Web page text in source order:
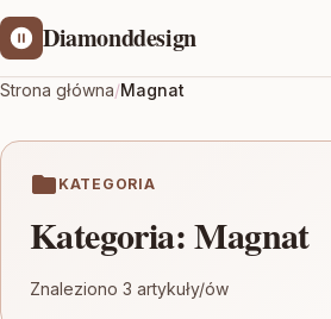
Diamonddesign
Strona główna/Magnat
KATEGORIA
Kategoria:Magnat
Znaleziono 3 artykuły/ów